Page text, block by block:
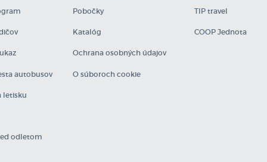
autobusov
letisku
odletom
Pobočky
Katalóg
Ochrana osobných údajov
O súboroch cookie
TIP travel
COOP Jednota